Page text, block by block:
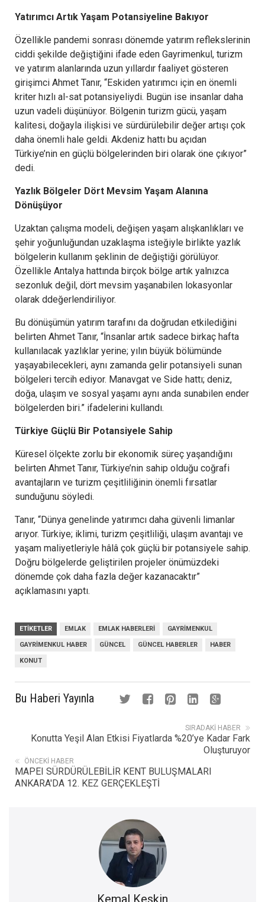
Yatırımcı Artık Yaşam Potansiyeline Bakıyor
Özellikle pandemi sonrası dönemde yatırım reflekslerinin
ciddi şekilde değiştiğini ifade eden Gayrimenkul, turizm
ve yatırım alanlarında uzun yıllardır faaliyet gösteren
girişimci Ahmet Tanır, “Eskiden yatırımcı için en önemli
kriter hızlı al-sat potansiyeliydi. Bugün ise insanlar daha
uzun vadeli düşünüyor. Bölgenin turizm gücü, yaşam
kalitesi, doğayla ilişkisi ve sürdürülebilir değer artışı çok
daha önemli hale geldi. Akdeniz hattı bu açıdan
Türkiye’nin en güçlü bölgelerinden biri olarak öne çıkıyor”
dedi.
Yazlık Bölgeler Dört Mevsim Yaşam Alanına
Dönüşüyor
Uzaktan çalışma modeli, değişen yaşam alışkanlıkları ve
şehir yoğunluğundan uzaklaşma isteğiyle birlikte yazlık
bölgelerin kullanım şeklinin de değiştiği görülüyor.
Özellikle Antalya hattında birçok bölge artık yalnızca
sezonluk değil, dört mevsim yaşanabilen lokasyonlar
olarak ddeğerlendiriliyor.
Bu dönüşümün yatırım tarafını da doğrudan etkilediğini
belirten Ahmet Tanır, “İnsanlar artık sadece birkaç hafta
kullanılacak yazlıklar yerine; yılın büyük bölümünde
yaşayabilecekleri, aynı zamanda gelir potansiyeli sunan
bölgeleri tercih ediyor. Manavgat ve Side hattı; deniz,
doğa, ulaşım ve sosyal yaşamı aynı anda sunabilen ender
bölgelerden biri.” ifadelerini kullandı.
Türkiye Güçlü Bir Potansiyele Sahip
Küresel ölçekte zorlu bir ekonomik süreç yaşandığını
belirten Ahmet Tanır, Türkiye’nin sahip olduğu coğrafi
avantajların ve turizm çeşitliliğinin önemli fırsatlar
sunduğunu söyledi.
Tanır, “Dünya genelinde yatırımcı daha güvenli limanlar
arıyor. Türkiye; iklimi, turizm çeşitliliği, ulaşım avantajı ve
yaşam maliyetleriyle hâlâ çok güçlü bir potansiyele sahip.
Doğru bölgelerde geliştirilen projeler önümüzdeki
dönemde çok daha fazla değer kazanacaktır”
açıklamasını yaptı.
ETIKETLER EMLAK EMLAK HABERLERI GAYRIMENKUL
GAYRIMENKUL HABER GÜNCEL GÜNCEL HABERLER HABER
KONUT
Bu Haberi Yayınla
SIRADAKI HABER
Konutta Yeşil Alan Etkisi Fiyatlarda %20’ye Kadar Fark
Oluşturuyor
ÖNCEKI HABER
MAPEI SÜRDÜRÜLEBİLİR KENT BULUŞMALARI
ANKARA'DA 12. KEZ GERÇEKLEŞTİ
Kemal Keskin